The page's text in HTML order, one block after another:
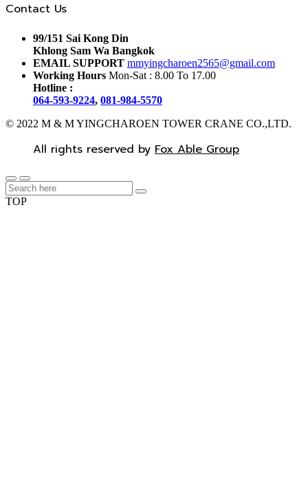
Contact Us
99/151 Sai Kong Din
Khlong Sam Wa Bangkok
EMAIL SUPPORT mmyingcharoen2565@gmail.com
Working Hours Mon-Sat : 8.00 To 17.00
Hotline :
064-593-9224, 081-984-5570
© 2022 M & M YINGCHAROEN TOWER CRANE CO.,LTD.
All rights reserved by Fox Able Group
TOP